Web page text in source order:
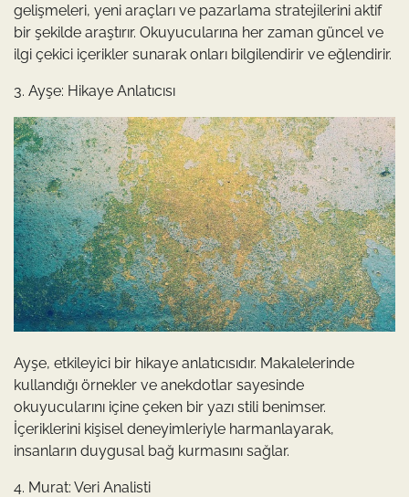
gelişmeleri, yeni araçları ve pazarlama stratejilerini aktif
bir şekilde araştırır. Okuyucularına her zaman güncel ve
ilgi çekici içerikler sunarak onları bilgilendirir ve eğlendirir.
3. Ayşe: Hikaye Anlatıcısı
Ayşe, etkileyici bir hikaye anlatıcısıdır. Makalelerinde
kullandığı örnekler ve anekdotlar sayesinde
okuyucularını içine çeken bir yazı stili benimser.
İçeriklerini kişisel deneyimleriyle harmanlayarak,
insanların duygusal bağ kurmasını sağlar.
4. Murat: Veri Analisti